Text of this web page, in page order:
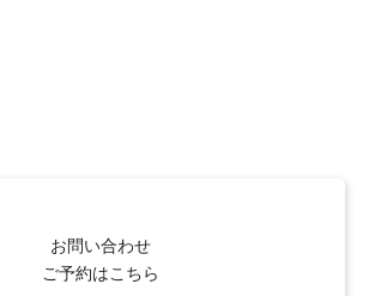
お問い合わせ
ご予約はこちら